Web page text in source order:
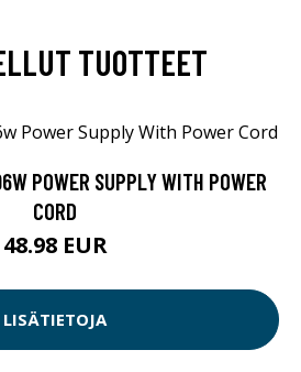
TUOTTEET
POWER SUPPLY WITH POWER
CORD
48.98 EUR
LISÄTIETOJA